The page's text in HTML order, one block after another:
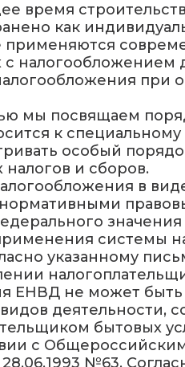
время
как
применяются
с налогообложением
при
мы посвящаем
к
особый
налогов и сборов.
в
системы
указанному
ЕНВД не может
деятельности,
бытовых
с
№63.